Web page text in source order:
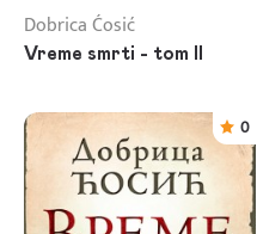
Dobrica Ćosić
Vreme smrti - tom II
0